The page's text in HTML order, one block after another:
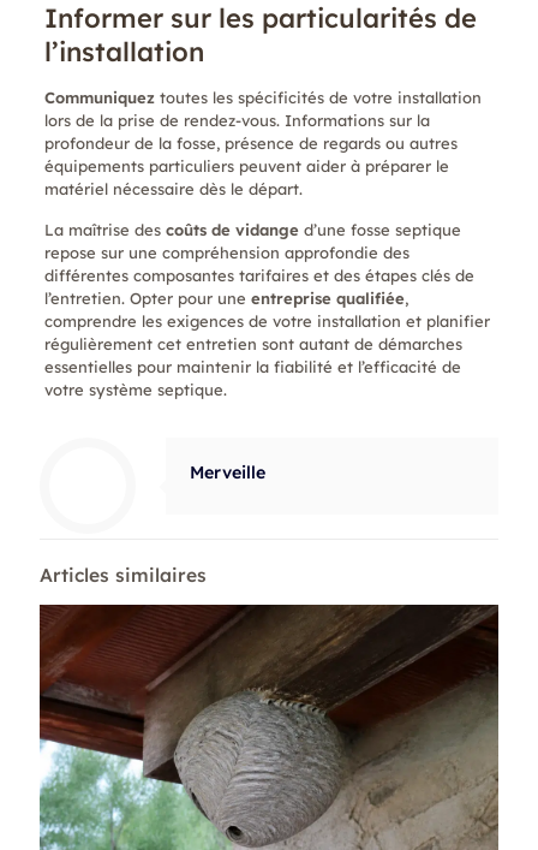
Informer sur les particularités de
l’installation
Communiqueztoutes les spécificités de votre installation
lors de la prise de rendez-vous. Informations sur la
profondeur de la fosse, présence de regards ou autres
équipements particuliers peuvent aider à préparer le
matériel nécessaire dès le départ.
La maîtrise des coûts de vidanged’une fosse septique
repose sur une compréhension approfondie des
différentes composantes tarifaires et des étapes clés de
l’entretien. Opter pour une entreprise qualifiée,
comprendre les exigences de votre installation et planifier
régulièrement cet entretien sont autant de démarches
essentielles pour maintenir la fiabilité et l’efficacité de
votre système septique.
Merveille
Articles similaires